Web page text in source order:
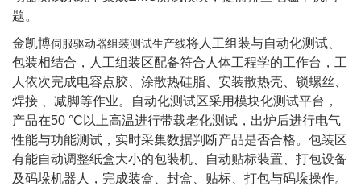
题。
金凯博伺服驱动器组装测试生产线将人工组装与自动化测试、
包装相结合，人工组装区配备符合人体工程学的工作台，工
人依次完成电容点胶、涂散热硅脂、安装散热壳、锁螺丝、
焊接 、减脚等作业。自动化测试区采用模块化测试平台，
产品在50 °C以上高温进行带载老化测试，出炉后进行电气
性能与功能测试，实时采集数据判断产品是否合格。包装区
有能自动调整纸盒大小的包装机、自动贴标装置、打包设备
及码垛机器人，完成装盒、封盒、贴标、打包与码垛操作。